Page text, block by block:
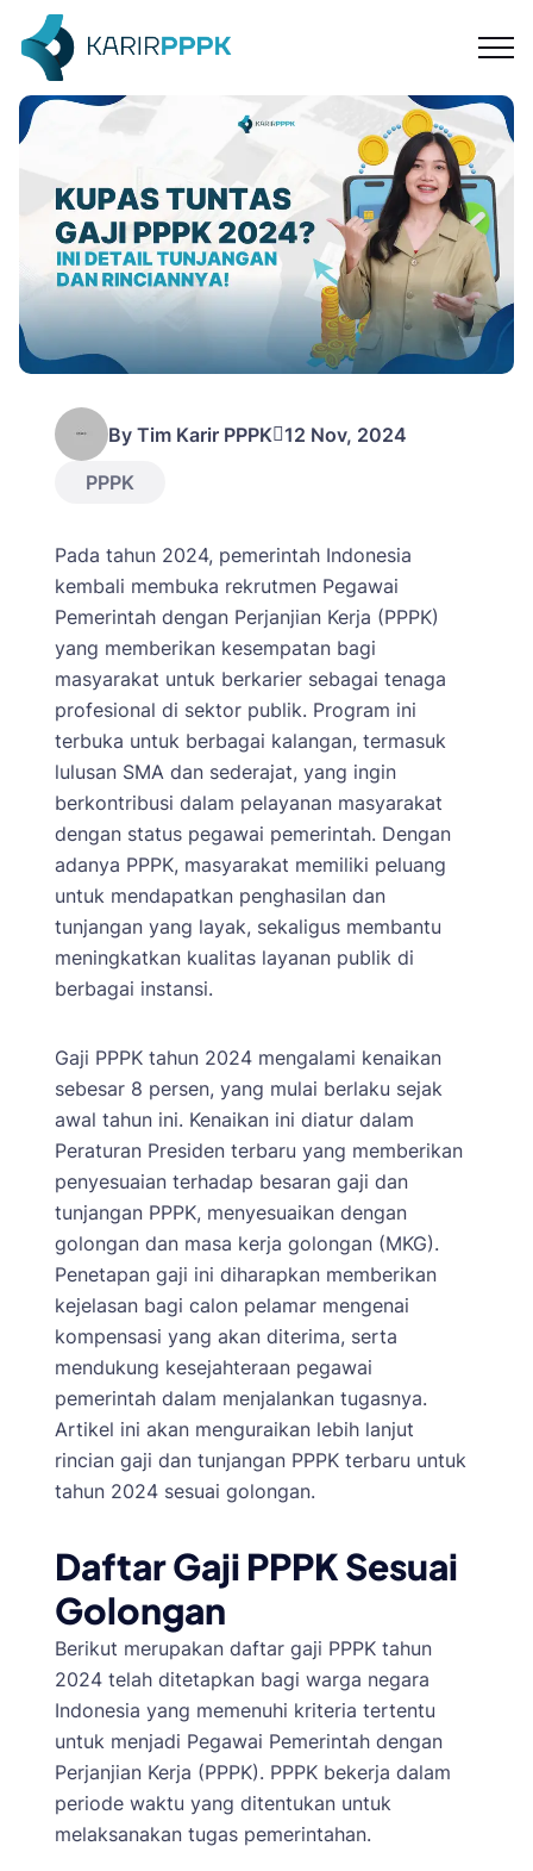
By Tim Karir PPPK 12 Nov, 2024
PPPK
Pada tahun 2024, pemerintah Indonesia
kembali membuka rekrutmen Pegawai
Pemerintah dengan Perjanjian Kerja (PPPK)
yang memberikan kesempatan bagi
masyarakat untuk berkarier sebagai tenaga
profesional di sektor publik. Program ini
terbuka untuk berbagai kalangan, termasuk
lulusan SMA dan sederajat, yang ingin
berkontribusi dalam pelayanan masyarakat
dengan status pegawai pemerintah. Dengan
adanya PPPK, masyarakat memiliki peluang
untuk mendapatkan penghasilan dan
tunjangan yang layak, sekaligus membantu
meningkatkan kualitas layanan publik di
berbagai instansi.
Gaji PPPK tahun 2024 mengalami kenaikan
sebesar 8 persen, yang mulai berlaku sejak
awal tahun ini. Kenaikan ini diatur dalam
Peraturan Presiden terbaru yang memberikan
penyesuaian terhadap besaran gaji dan
tunjangan PPPK, menyesuaikan dengan
golongan dan masa kerja golongan (MKG).
Penetapan gaji ini diharapkan memberikan
kejelasan bagi calon pelamar mengenai
kompensasi yang akan diterima, serta
mendukung kesejahteraan pegawai
pemerintah dalam menjalankan tugasnya.
Artikel ini akan menguraikan lebih lanjut
rincian gaji dan tunjangan PPPK terbaru untuk
tahun 2024 sesuai golongan.
Daftar Gaji PPPK Sesuai
Golongan
Berikut merupakan daftar gaji PPPK tahun
2024 telah ditetapkan bagi warga negara
Indonesia yang memenuhi kriteria tertentu
untuk menjadi Pegawai Pemerintah dengan
Perjanjian Kerja (PPPK). PPPK bekerja dalam
periode waktu yang ditentukan untuk
melaksanakan tugas pemerintahan.